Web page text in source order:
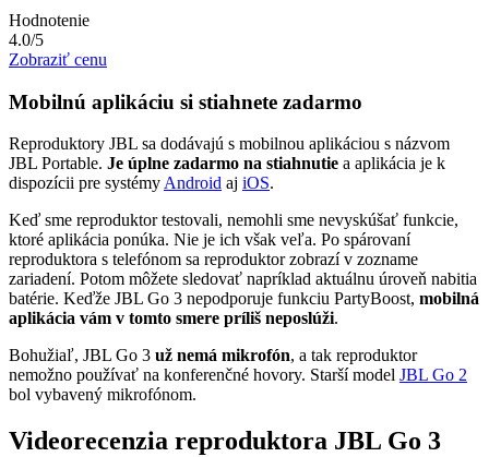
Hodnotenie
4.0/5
Zobraziť cenu
Mobilnú aplikáciu si stiahnete zadarmo
Reproduktory JBL sa dodávajú s mobilnou aplikáciou s názvom
JBL Portable. Je úplne zadarmo na stiahnutie a aplikácia je k
dispozícii pre systémyAndroid aj iOS.
Keď sme reproduktor testovali, nemohli sme nevyskúšať funkcie,
ktoré aplikácia ponúka. Nie je ich však veľa. Po spárovaní
reproduktora s telefónom sa reproduktor zobrazí v zozname
zariadení. Potom môžete sledovať napríklad aktuálnu úroveň nabitia
batérie. Keďže JBL Go 3 nepodporuje funkciu PartyBoost, mobilná
aplikácia vám v tomto smere príliš neposlúži.
Bohužiaľ, JBL Go 3 už nemá mikrofón, a tak reproduktor
nemožno používať na konferenčné hovory. Starší model JBL Go 2
bol vybavený mikrofónom.
Videorecenzia reproduktora JBL Go 3